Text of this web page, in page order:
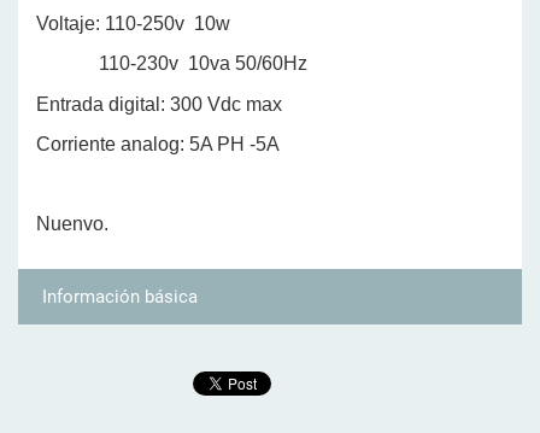
Voltaje: 110-250v 10w
110-230v 10va 50/60Hz
Entrada digital: 300 Vdc max
Corriente analog: 5A PH -5A
Nuenvo.
Información básica